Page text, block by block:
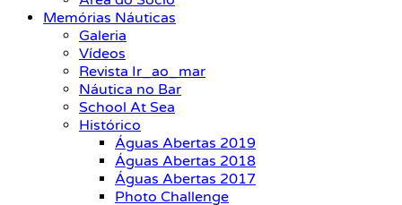
Memórias Náuticas
Galeria
Vídeos
Revista Ir_ao_mar
Náutica no Bar
School At Sea
Histórico
Águas Abertas 2019
Águas Abertas 2018
Águas Abertas 2017
Photo Challenge